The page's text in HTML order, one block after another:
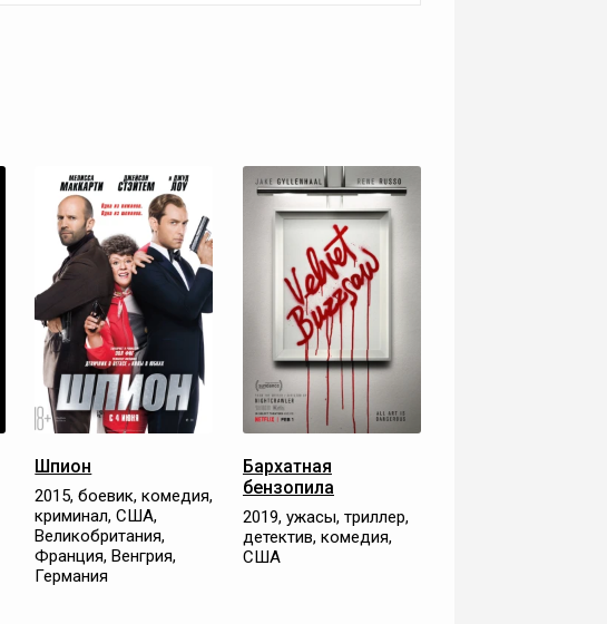
Шпион
2015, боевик, комедия,
криминал, США,
Великобритания,
Франция, Венгрия,
Германия
Бархатная
бензопила
2019, ужасы, триллер,
детектив, комедия,
США